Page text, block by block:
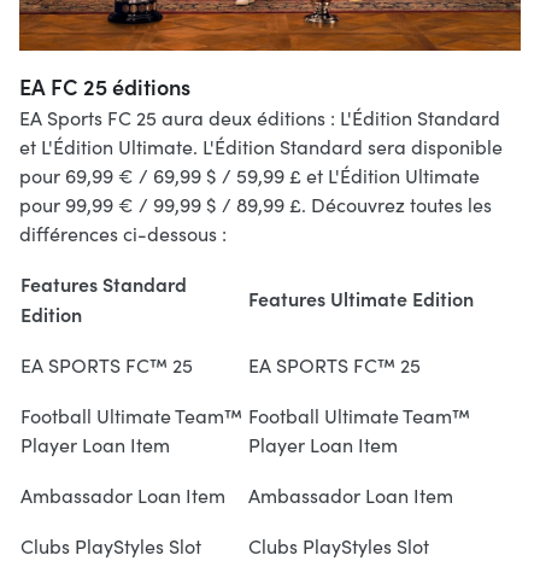
EA FC 25 éditions
EA Sports FC 25 aura deux éditions : L'Édition Standard
et L'Édition Ultimate. L'Édition Standard sera disponible
pour 69,99 € / 69,99 $ / 59,99 £ et L'Édition Ultimate
pour 99,99 € / 99,99 $ / 89,99 £. Découvrez toutes les
différences ci-dessous :
Features Standard
Edition
Features Ultimate Edition
EA SPORTS FC™ 25
EA SPORTS FC™ 25
Football Ultimate Team™
Player Loan Item
Football Ultimate Team™
Player Loan Item
Ambassador Loan Item
Ambassador Loan Item
Clubs PlayStyles Slot
Clubs PlayStyles Slot